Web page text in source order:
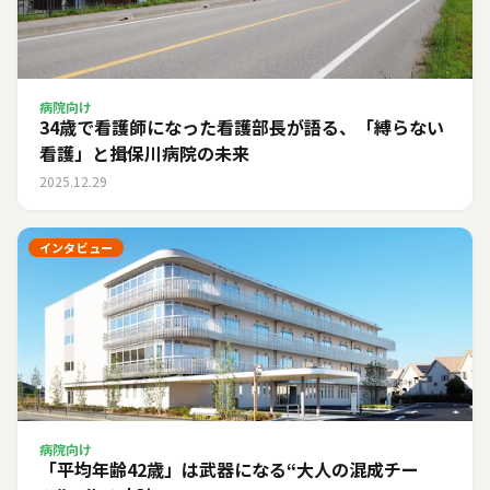
病院向け
34歳で看護師になった看護部長が語る、「縛らない
看護」と揖保川病院の未来
2025.12.29
インタビュー
病院向け
「平均年齢42歳」は武器になる――“大人の混成チー